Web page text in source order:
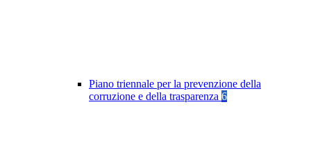
Piano triennale per la prevenzione della
corruzione e della trasparenza 6